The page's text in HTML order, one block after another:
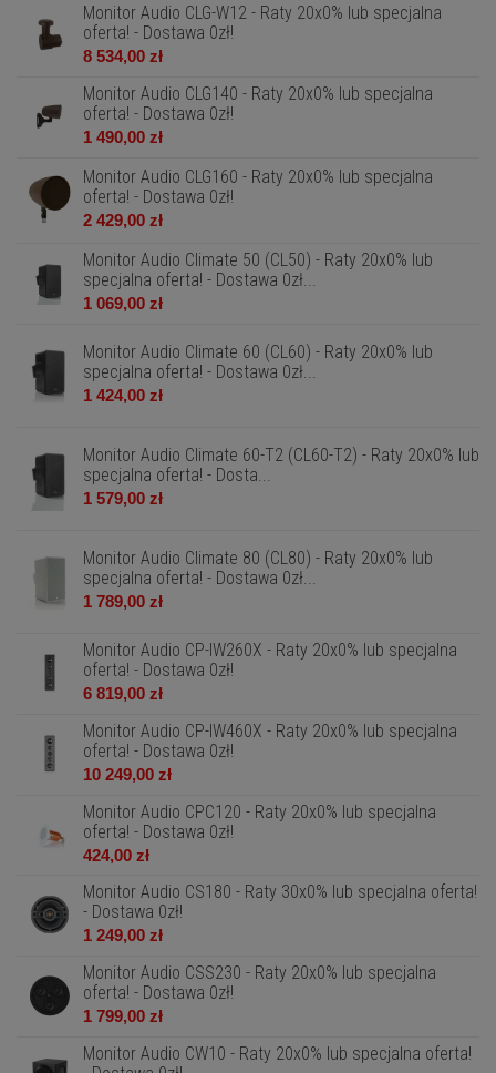
Monitor Audio CLG-W12 - Raty 20x0% lub specjalna
oferta! - Dostawa 0zł!
8 534,00 zł
Monitor Audio CLG140 - Raty 20x0% lub specjalna
oferta! - Dostawa 0zł!
1 490,00 zł
Monitor Audio CLG160 - Raty 20x0% lub specjalna
oferta! - Dostawa 0zł!
2 429,00 zł
Monitor Audio Climate 50 (CL50) - Raty 20x0% lub
specjalna oferta! - Dostawa 0zł...
1 069,00 zł
Monitor Audio Climate 60 (CL60) - Raty 20x0% lub
specjalna oferta! - Dostawa 0zł...
1 424,00 zł
Monitor Audio Climate 60-T2 (CL60-T2) - Raty 20x0% lub
specjalna oferta! - Dosta...
1 579,00 zł
Monitor Audio Climate 80 (CL80) - Raty 20x0% lub
specjalna oferta! - Dostawa 0zł...
1 789,00 zł
Monitor Audio CP-IW260X - Raty 20x0% lub specjalna
oferta! - Dostawa 0zł!
6 819,00 zł
Monitor Audio CP-IW460X - Raty 20x0% lub specjalna
oferta! - Dostawa 0zł!
10 249,00 zł
Monitor Audio CPC120 - Raty 20x0% lub specjalna
oferta! - Dostawa 0zł!
424,00 zł
Monitor Audio CS180 - Raty 30x0% lub specjalna oferta!
- Dostawa 0zł!
1 249,00 zł
Monitor Audio CSS230 - Raty 20x0% lub specjalna
oferta! - Dostawa 0zł!
1 799,00 zł
Monitor Audio CW10 - Raty 20x0% lub specjalna oferta!